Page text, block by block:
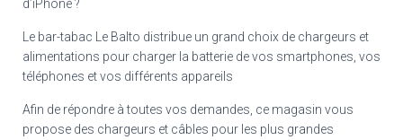
d’iPhone ?
Le bar-tabac Le Balto distribue un grand choix de chargeurs et
alimentations pour charger la batterie de vos smartphones, vos
téléphones et vos différents appareils
Afin de répondre à toutes vos demandes, ce magasin vous
propose des chargeurs et câbles pour les plus grandes